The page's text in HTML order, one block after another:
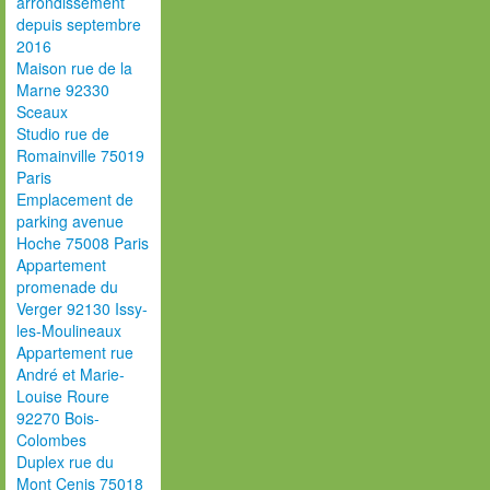
depuis septembre
2016
Maison rue de la
Marne 92330
Sceaux
Studio rue de
Romainville 75019
Paris
Emplacement de
parking avenue
Hoche 75008 Paris
Appartement
promenade du
Verger 92130 Issy-
les-Moulineaux
Appartement rue
André et Marie-
Louise Roure
92270 Bois-
Colombes
Duplex rue du
Mont Cenis 75018